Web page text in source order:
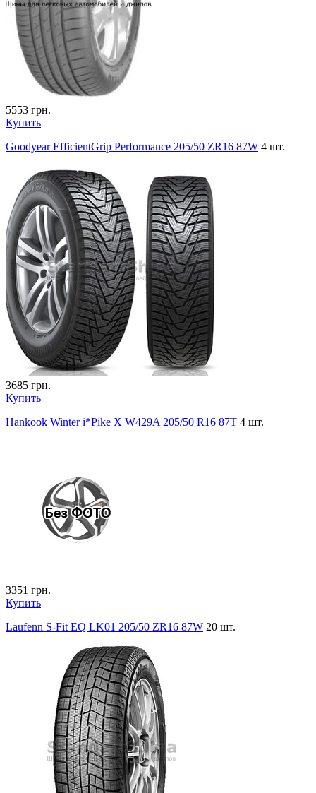
5553 грн.
Купить
Goodyear EfficientGrip Performance 205/50 ZR16 87W 4 шт.
3685 грн.
Купить
Hankook Winter i*Pike X W429A 205/50 R16 87T 4 шт.
3351 грн.
Купить
Laufenn S-Fit EQ LK01 205/50 ZR16 87W 20 шт.